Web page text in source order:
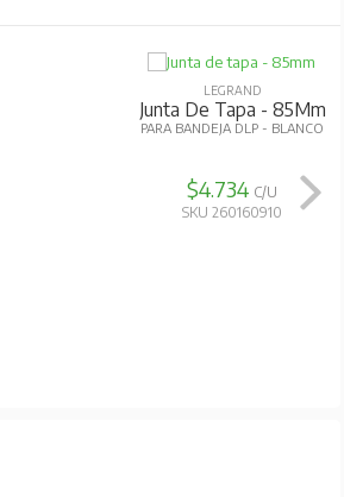
LEGRAND
Junta De Tapa - 85Mm
PARA BANDEJA DLP - BLANCO
$4.734 C/U
SKU 260160910